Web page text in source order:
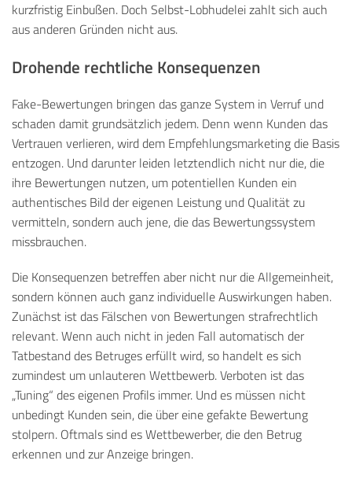
kurzfristig Einbußen. Doch Selbst-Lobhudelei zahlt sich auch
aus anderen Gründen nicht aus.
Drohende rechtliche Konsequenzen
Fake-Bewertungen bringen das ganze System in Verruf und
schaden damit grundsätzlich jedem. Denn wenn Kunden das
Vertrauen verlieren, wird dem Empfehlungsmarketing die Basis
entzogen. Und darunter leiden letztendlich nicht nur die, die
ihre Bewertungen nutzen, um potentiellen Kunden ein
authentisches Bild der eigenen Leistung und Qualität zu
vermitteln, sondern auch jene, die das Bewertungssystem
missbrauchen.
Die Konsequenzen betreffen aber nicht nur die Allgemeinheit,
sondern können auch ganz individuelle Auswirkungen haben.
Zunächst ist das Fälschen von Bewertungen strafrechtlich
relevant. Wenn auch nicht in jeden Fall automatisch der
Tatbestand des Betruges erfüllt wird, so handelt es sich
zumindest um unlauteren Wettbewerb. Verboten ist das
„Tuning“ des eigenen Profils immer. Und es müssen nicht
unbedingt Kunden sein, die über eine gefakte Bewertung
stolpern. Oftmals sind es Wettbewerber, die den Betrug
erkennen und zur Anzeige bringen.